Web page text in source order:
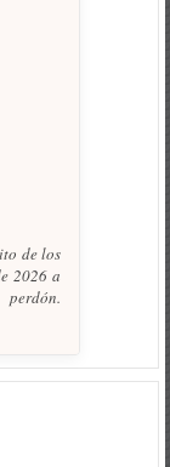
de los
2026 a